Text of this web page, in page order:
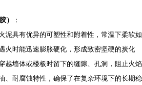
）
：
泥具有优异的可塑性和附着性，常温下柔软如
火时能迅速膨胀硬化，形成致密坚硬的炭化
越墙体或楼板时留下的缝隙、孔洞，阻止火焰
、耐腐蚀特性，确保了在复杂环境下的长期稳